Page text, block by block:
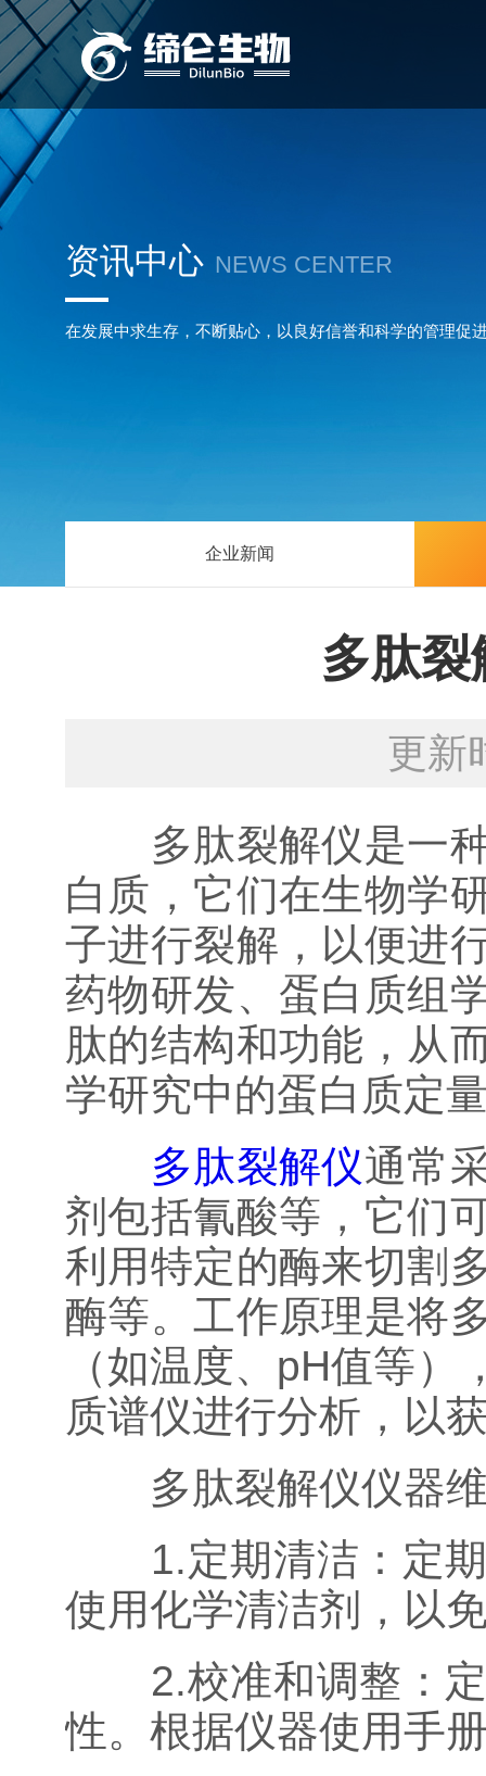
资讯中心 NEWS CENTER
在发展中求生存，不断贴心，以良好信誉和科学的管理促
企业新闻
多肽
更
多肽裂解仪是一种
白质，它们在生物学
子进行裂解，以便进
药物研发、蛋白质组
肽的结构和功能，从
学研究中的蛋白质定
多肽裂解仪通常
剂包括氰酸等，它们
利用特定的酶来切割
酶等。工作原理是将
（如温度、pH值等
质谱仪进行分析，以
多肽裂解仪仪器维
1.定期清洁：定期
使用化学清洁剂，以
2.校准和调整：定
性。根据仪器使用手